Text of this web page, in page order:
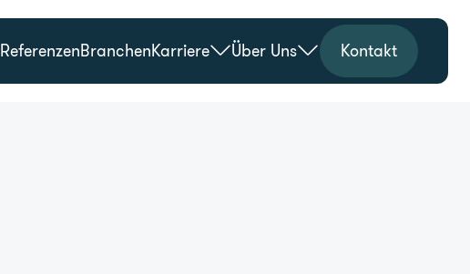
ReferenzenBranchenKarriere Über Uns Kontakt